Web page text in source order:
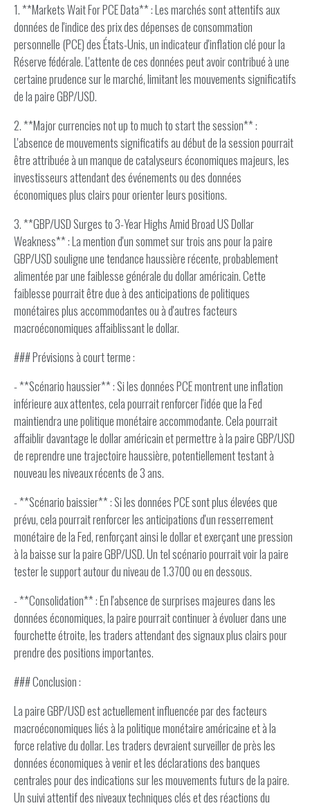
1. **Markets Wait For PCE Data** : Les marchés sont attentifs aux
données de l'indice des prix des dépenses de consommation
personnelle (PCE) des États-Unis, un indicateur d'inflation clé pour la
Réserve fédérale. L'attente de ces données peut avoir contribué à une
certaine prudence sur le marché, limitant les mouvements significatifs
de la paire GBP/USD.
2. **Major currencies not up to much to start the session** :
L'absence de mouvements significatifs au début de la session pourrait
être attribuée à un manque de catalyseurs économiques majeurs, les
investisseurs attendant des événements ou des données
économiques plus clairs pour orienter leurs positions.
3. **GBP/USD Surges to 3-Year Highs Amid Broad US Dollar
Weakness** : La mention d'un sommet sur trois ans pour la paire
GBP/USD souligne une tendance haussière récente, probablement
alimentée par une faiblesse générale du dollar américain. Cette
faiblesse pourrait être due à des anticipations de politiques
monétaires plus accommodantes ou à d'autres facteurs
macroéconomiques affaiblissant le dollar.
### Prévisions à court terme :
- **Scénario haussier** : Si les données PCE montrent une inflation
inférieure aux attentes, cela pourrait renforcer l'idée que la Fed
maintiendra une politique monétaire accommodante. Cela pourrait
affaiblir davantage le dollar américain et permettre à la paire GBP/USD
de reprendre une trajectoire haussière, potentiellement testant à
nouveau les niveaux récents de 3 ans.
- **Scénario baissier** : Si les données PCE sont plus élevées que
prévu, cela pourrait renforcer les anticipations d'un resserrement
monétaire de la Fed, renforçant ainsi le dollar et exerçant une pression
à la baisse sur la paire GBP/USD. Un tel scénario pourrait voir la paire
tester le support autour du niveau de 1.3700 ou en dessous.
- **Consolidation** : En l'absence de surprises majeures dans les
données économiques, la paire pourrait continuer à évoluer dans une
fourchette étroite, les traders attendant des signaux plus clairs pour
prendre des positions importantes.
### Conclusion :
La paire GBP/USD est actuellement influencée par des facteurs
macroéconomiques liés à la politique monétaire américaine et à la
force relative du dollar. Les traders devraient surveiller de près les
données économiques à venir et les déclarations des banques
centrales pour des indications sur les mouvements futurs de la paire.
Un suivi attentif des niveaux techniques clés et des réactions du